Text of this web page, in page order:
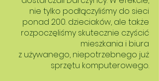
nie tylko podłączyliśmy do sieci
ponad 200. dzieciaków, ale także
rozpoczęliśmy skutecznie czyścić
mieszkania i biura
z używanego, niepotrzebnego już
sprzętu komputerowego.